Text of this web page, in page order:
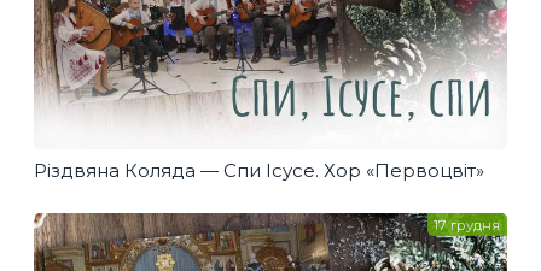
Різдвяна Коляда — Спи Ісусе. Хор «Первоцвіт»
17 грудня